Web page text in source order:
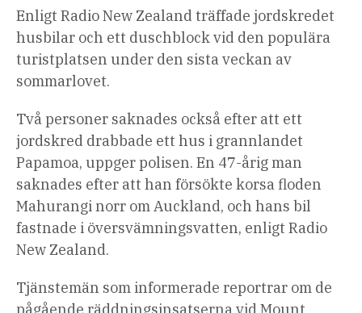
med
4
artiklar
av
listan
Enligt Radio New Zealand träffade jordskredet
husbilar och ett duschblock vid den populära
turistplatsen under den sista veckan av
sommarlovet.
Två personer saknades också efter att ett
jordskred drabbade ett hus i grannlandet
Papamoa, uppger polisen. En 47-årig man
saknades efter att han försökte korsa floden
Mahurangi norr om Auckland, och hans bil
fastnade i översvämningsvatten, enligt Radio
New Zealand.
Tjänstemän som informerade reportrar om de